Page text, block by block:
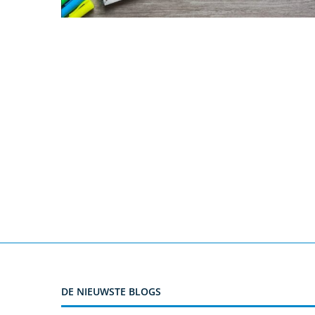
DE NIEUWSTE BLOGS